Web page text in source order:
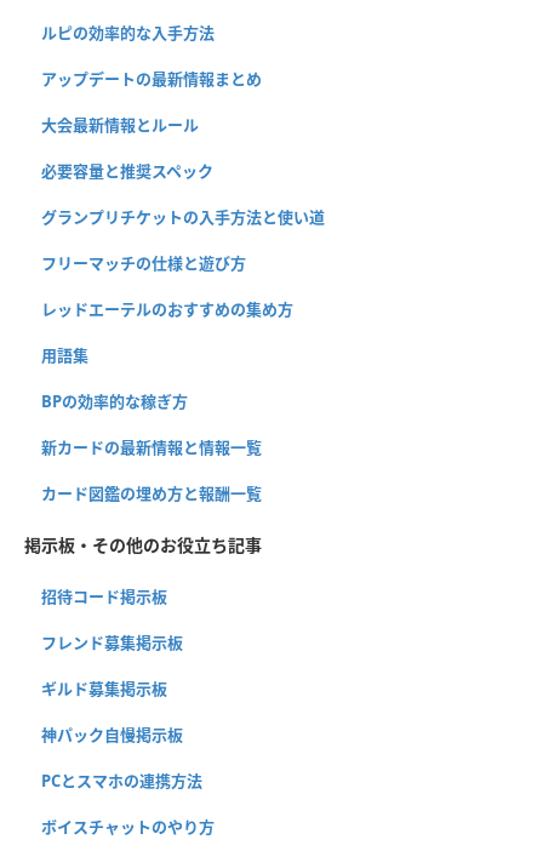
ルピの効率的な入手方法
アップデートの最新情報まとめ
大会最新情報とルール
必要容量と推奨スペック
グランプリチケットの入手方法と使い道
フリーマッチの仕様と遊び方
レッドエーテルのおすすめの集め方
用語集
BPの効率的な稼ぎ方
新カードの最新情報と情報一覧
カード図鑑の埋め方と報酬一覧
掲示板・その他のお役立ち記事
招待コード掲示板
フレンド募集掲示板
ギルド募集掲示板
神パック自慢掲示板
PCとスマホの連携方法
ボイスチャットのやり方